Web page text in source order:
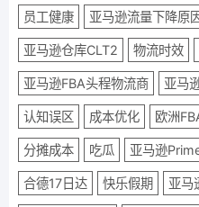
员工健康 亚马逊流量下降原
亚马逊仓库CLT2 物流时效
亚马逊FBA头程物流商 亚马
认知误区 成本优化 欧洲
分摊成本 吃瓜 亚马逊
合德17日达 快乐假期 亚马